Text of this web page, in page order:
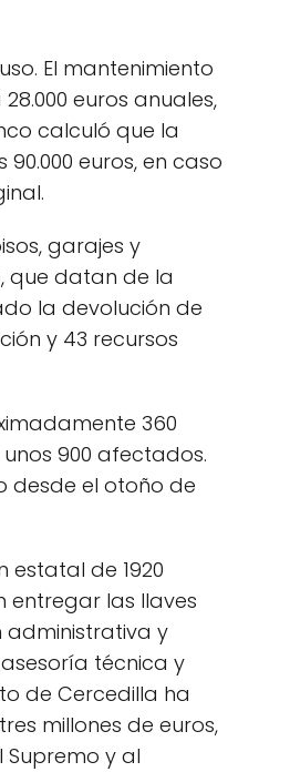
El mantenimiento
euros anuales,
calculó que la
euros, en caso
garajes y
que datan de la
la devolución de
y 43 recursos
360
900 afectados.
desde el otoño de
de 1920
las llaves
administrativa y
técnica y
de Cercedilla ha
millones de euros,
y al